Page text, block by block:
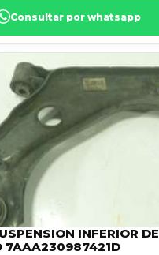
Consultar por whatsapp
INFERIOR
7AAA230987421D